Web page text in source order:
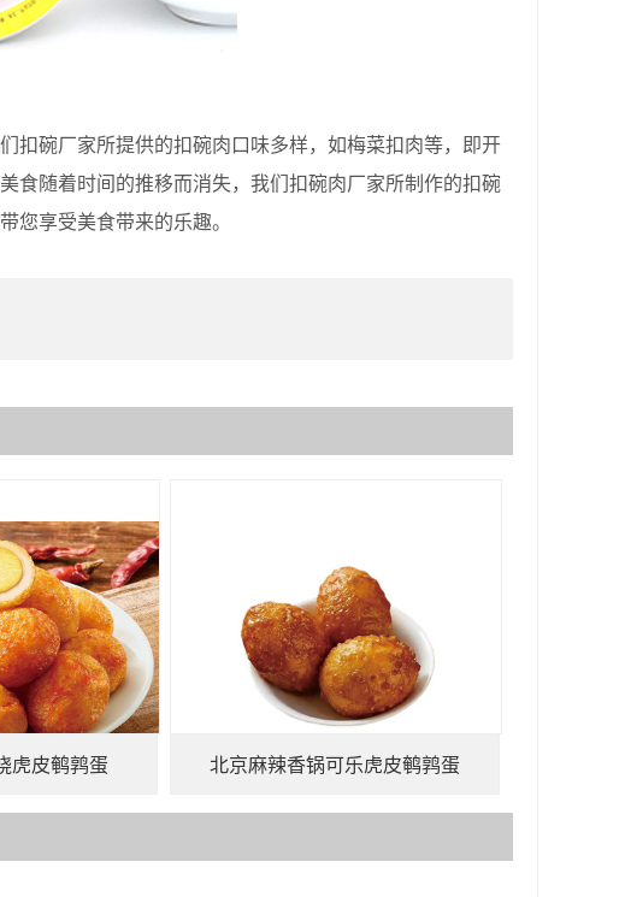
碗厂家所提供的扣碗肉口味多样，如梅菜扣肉等，即开
食随着时间的推移而消失，我们扣碗肉厂家所制作的扣碗
您享受美食带来的乐趣。
虎皮鹌鹑蛋 北京麻辣香锅可乐虎皮鹌鹑蛋